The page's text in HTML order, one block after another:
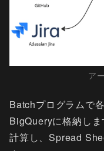
ア
Batchプログラムで
BigQueryに格納し
計算し、Spread